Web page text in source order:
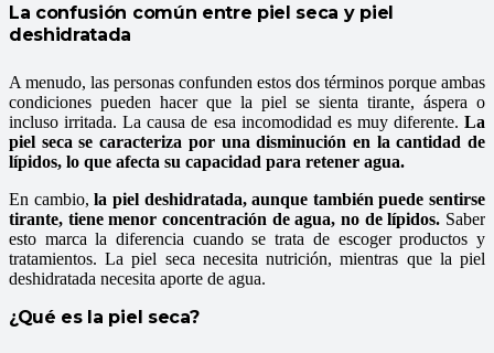
La confusión común entre piel seca y piel
deshidratada
A menudo, las personas confunden estos dos términos porque ambas
condiciones pueden hacer que la piel se sienta tirante, áspera o
incluso irritada. La causa de esa incomodidad es muy diferente. La
piel seca se caracteriza por una disminución en la cantidad de
lípidos, lo que afecta su capacidad para retener agua.
En cambio,la piel deshidratada, aunque también puede sentirse
tirante, tiene menor concentración de agua, no de lípidos. Saber
esto marca la diferencia cuando se trata de escoger productos y
tratamientos. La piel seca necesita nutrición, mientras que la piel
deshidratada necesita aporte de agua.
¿Qué es la piel seca?